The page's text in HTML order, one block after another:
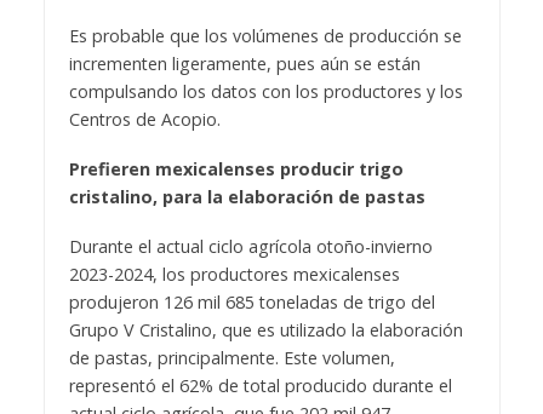
Es probable que los volúmenes de producción se
incrementen ligeramente, pues aún se están
compulsando los datos con los productores y los
Centros de Acopio.
Prefieren mexicalenses producir trigo
cristalino, para la elaboración de pastas
Durante el actual ciclo agrícola otoño-invierno
2023-2024, los productores mexicalenses
produjeron 126 mil 685 toneladas de trigo del
Grupo V Cristalino, que es utilizado la elaboración
de pastas, principalmente. Este volumen,
representó el 62% de total producido durante el